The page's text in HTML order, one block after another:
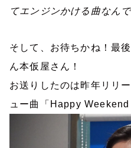
てエンジンかける曲なんで
そして、お待ちかね！最
ん本仮屋さん！
お送りしたのは昨年リリ
ュー曲「 Happy